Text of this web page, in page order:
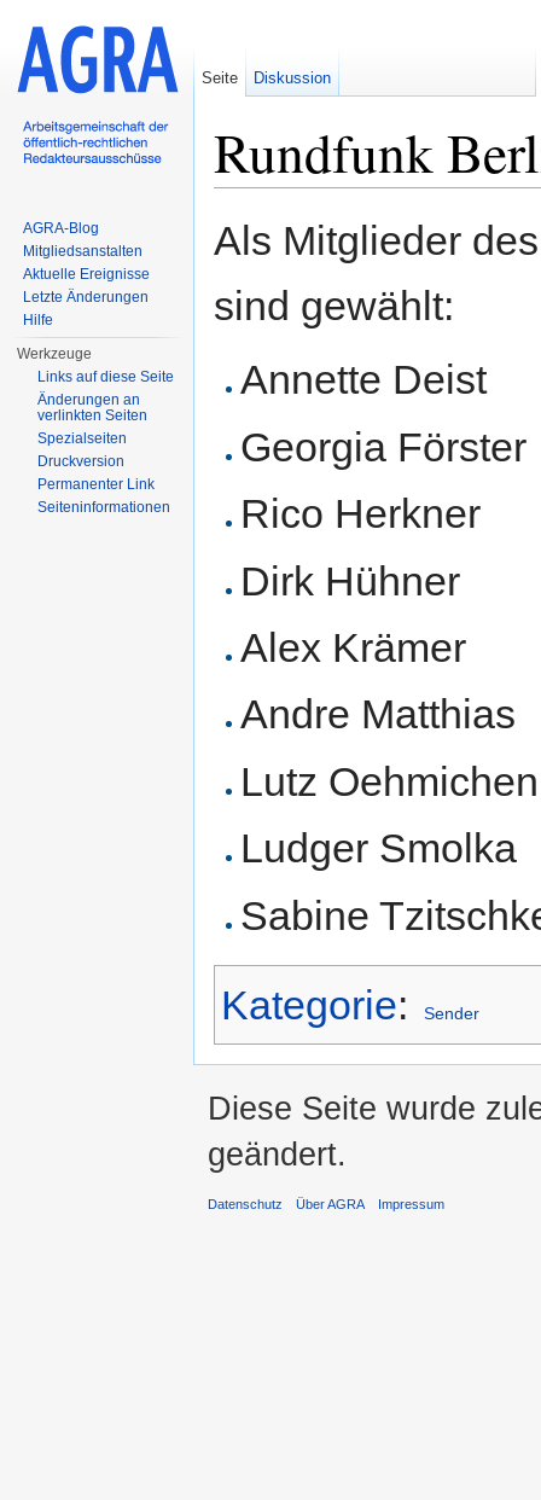
Rundfunk
Als Mitglieder
sind gewählt:
Annette Deist
Georgia Förster
Rico Herkner
Dirk Hühner
Alex Krämer
Andre Matthias
Lutz Oehmichen
Ludger Smolka
Sabine
Kategorie: Sender
Seite Diskussion
AGRA-Blog
Mitgliedsanstalten
Aktuelle Ereignisse
Letzte Änderungen
Hilfe
Werkzeuge
Links auf diese Seite
Änderungen an
verlinkten Seiten
Spezialseiten
Druckversion
Permanenter Link
Seiten­informationen
Diese Seite wurde
geändert.
Datenschutz Über AGRA Impressum